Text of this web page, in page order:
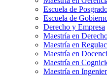
Escuela de
Escuela de
Derecho y Empresa
Maestría en
Maestría en
Maestría en
Maestría en
Maestría en